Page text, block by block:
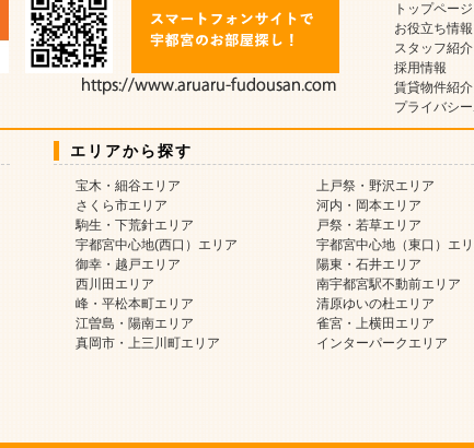
トップページ
お役立ち情報
スタッフ紹介
採用情報
賃貸物件紹
プライバシ
エリアから探す
宝木・細谷エリア
上戸祭・野沢エリア
さくら市エリア
河内・岡本エリア
駒生・下荒針エリア
戸祭・若草エリア
宇都宮中心地(西口）エリア
宇都宮中心地（東口）エ
御幸・越戸エリア
陽東・石井エリア
西川田エリア
南宇都宮駅不動前エリア
峰・平松本町エリア
清原ゆいの杜エリア
江曽島・陽南エリア
雀宮・上横田エリア
真岡市・上三川町エリア
インターパークエリア